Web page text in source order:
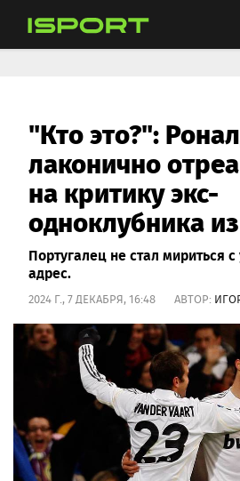
"Кто это?":
лаконично
на критику экс-
одноклубника
Португалец не стал мириться
адрес.
2024 Г., 7 ДЕКАБРЯ, 16:48 АВТОР: